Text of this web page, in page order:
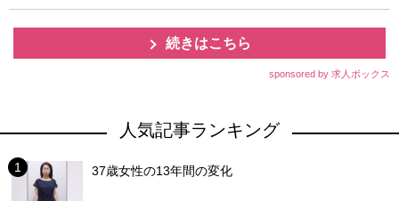
続きはこちら
sponsored by 求人ボックス
人気記事ランキング
37歳女性の13年間の変化